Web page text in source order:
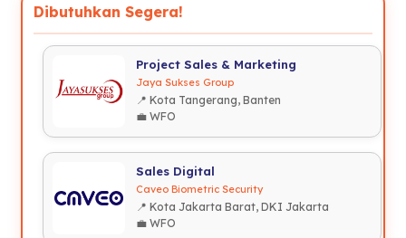
Dibutuhkan Segera!
Project Sales & Marketing
Jaya Sukses Group
📍 Kota Tangerang, Banten
💼 WFO
Sales Digital
Caveo Biometric Security
📍 Kota Jakarta Barat, DKI Jakarta
💼 WFO